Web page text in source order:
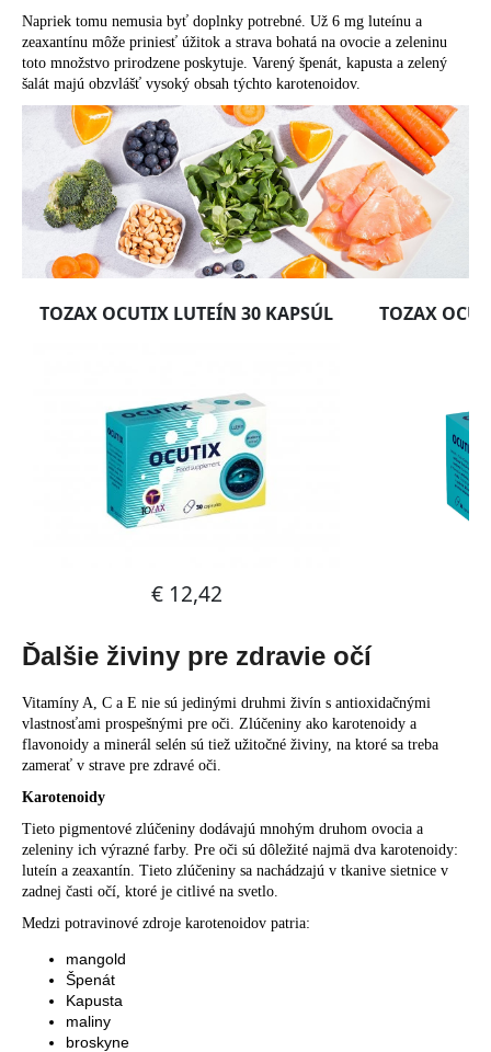
Napriek tomu nemusia byť doplnky potrebné. Už 6 mg luteínu a
zeaxantínu môže priniesť úžitok a strava bohatá na ovocie a zeleninu
toto množstvo prirodzene poskytuje. Varený špenát, kapusta a zelený
šalát majú obzvlášť vysoký obsah týchto karotenoidov.
Ďalšie živiny pre zdravie očí
Vitamíny A, C a E nie sú jedinými druhmi živín s antioxidačnými
vlastnosťami prospešnými pre oči. Zlúčeniny ako karotenoidy a
flavonoidy a minerál selén sú tiež užitočné živiny, na ktoré sa treba
zamerať v strave pre zdravé oči.
Karotenoidy
Tieto pigmentové zlúčeniny dodávajú mnohým druhom ovocia a
zeleniny ich výrazné farby. Pre oči sú dôležité najmä dva karotenoidy:
luteín a zeaxantín. Tieto zlúčeniny sa nachádzajú v tkanive sietnice v
zadnej časti očí, ktoré je citlivé na svetlo.
Medzi potravinové zdroje karotenoidov patria:
mangold
Špenát
Kapusta
maliny
broskyne